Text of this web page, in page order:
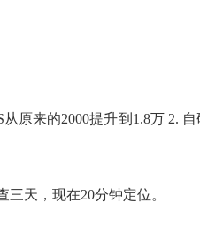
原来的2000提升到1.8万 2.
天，现在20分钟定位。